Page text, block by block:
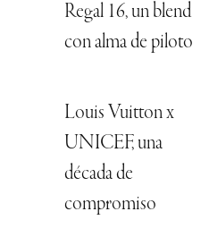
Regal 16, un blend
con alma de piloto
Louis Vuitton x
UNICEF, una
década de
compromiso